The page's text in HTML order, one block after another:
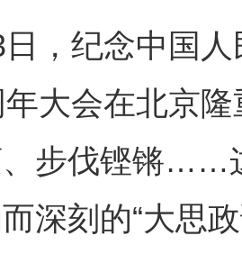
纪念中国人
大会在北京
步伐铿锵……
深刻的“大思